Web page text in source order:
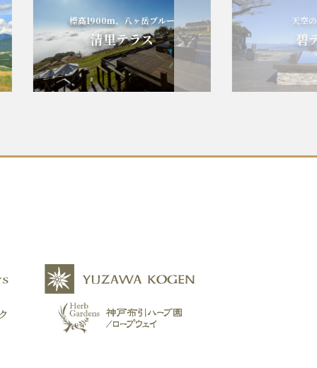
標高1900m、八ヶ岳ブルー
清里テラス
天空の碧
碧テ